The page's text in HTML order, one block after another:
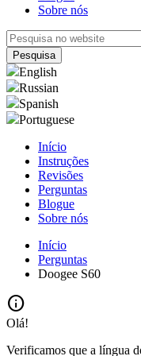
Sobre nós
English
Russian
Spanish
Portuguese
Início
Instruções
Revisões
Perguntas
Blogue
Sobre nós
Início
Perguntas
Doogee S60
info
Olá!
Verificamos que a língua